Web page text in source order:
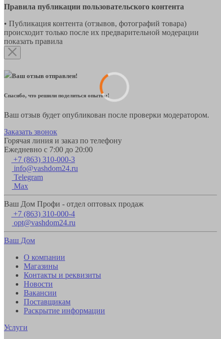
Правила публикации пользовательского контента
• Публикация контента (отзывов, фотографий товара)
происходит только после их предварительной модерации
показать правила
Ваш отзыв отправлен!
Спасибо, что решили поделиться опытом!
Ваш отзыв будет опубликован после проверки модератором.
Заказать звонок
Горячая линия и заказ по телефону
Ежедневно с 7:00 до 20:00
+7 (863) 310-000-3
info@vashdom24.ru
Telegram
Max
Ваш Дом Профи - отдел оптовых продаж
+7 (863) 310-000-4
opt@vashdom24.ru
Ваш Дом
О компании
Магазины
Контакты и реквизиты
Новости
Вакансии
Поставщикам
Раскрытие информации
Услуги